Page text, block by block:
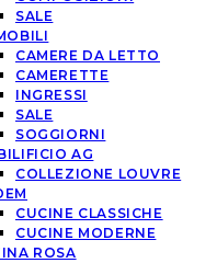
SALE
CAMERE DA LETTO
CAMERETTE
INGRESSI
SALE
SOGGIORNI
AG
COLLEZIONE LOUVRE
CUCINE CLASSICHE
CUCINE MODERNE
ROSA